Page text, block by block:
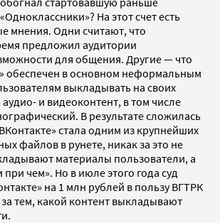
На этот счет есть
мнения. Одни считают, что
предложил аудитории
для общения. Другие — что
обеспечен в основном неформальным
выкладывать на своих
и видеоконтент, в том числе
В результате сложилась
стала одним из крупнейших
файлов в рунете, никак за это не
материалы пользователи, а
чем». Но в июле этого года суд
на 1 млн рублей в пользу ВГТРК
тем, какой контент выкладывают